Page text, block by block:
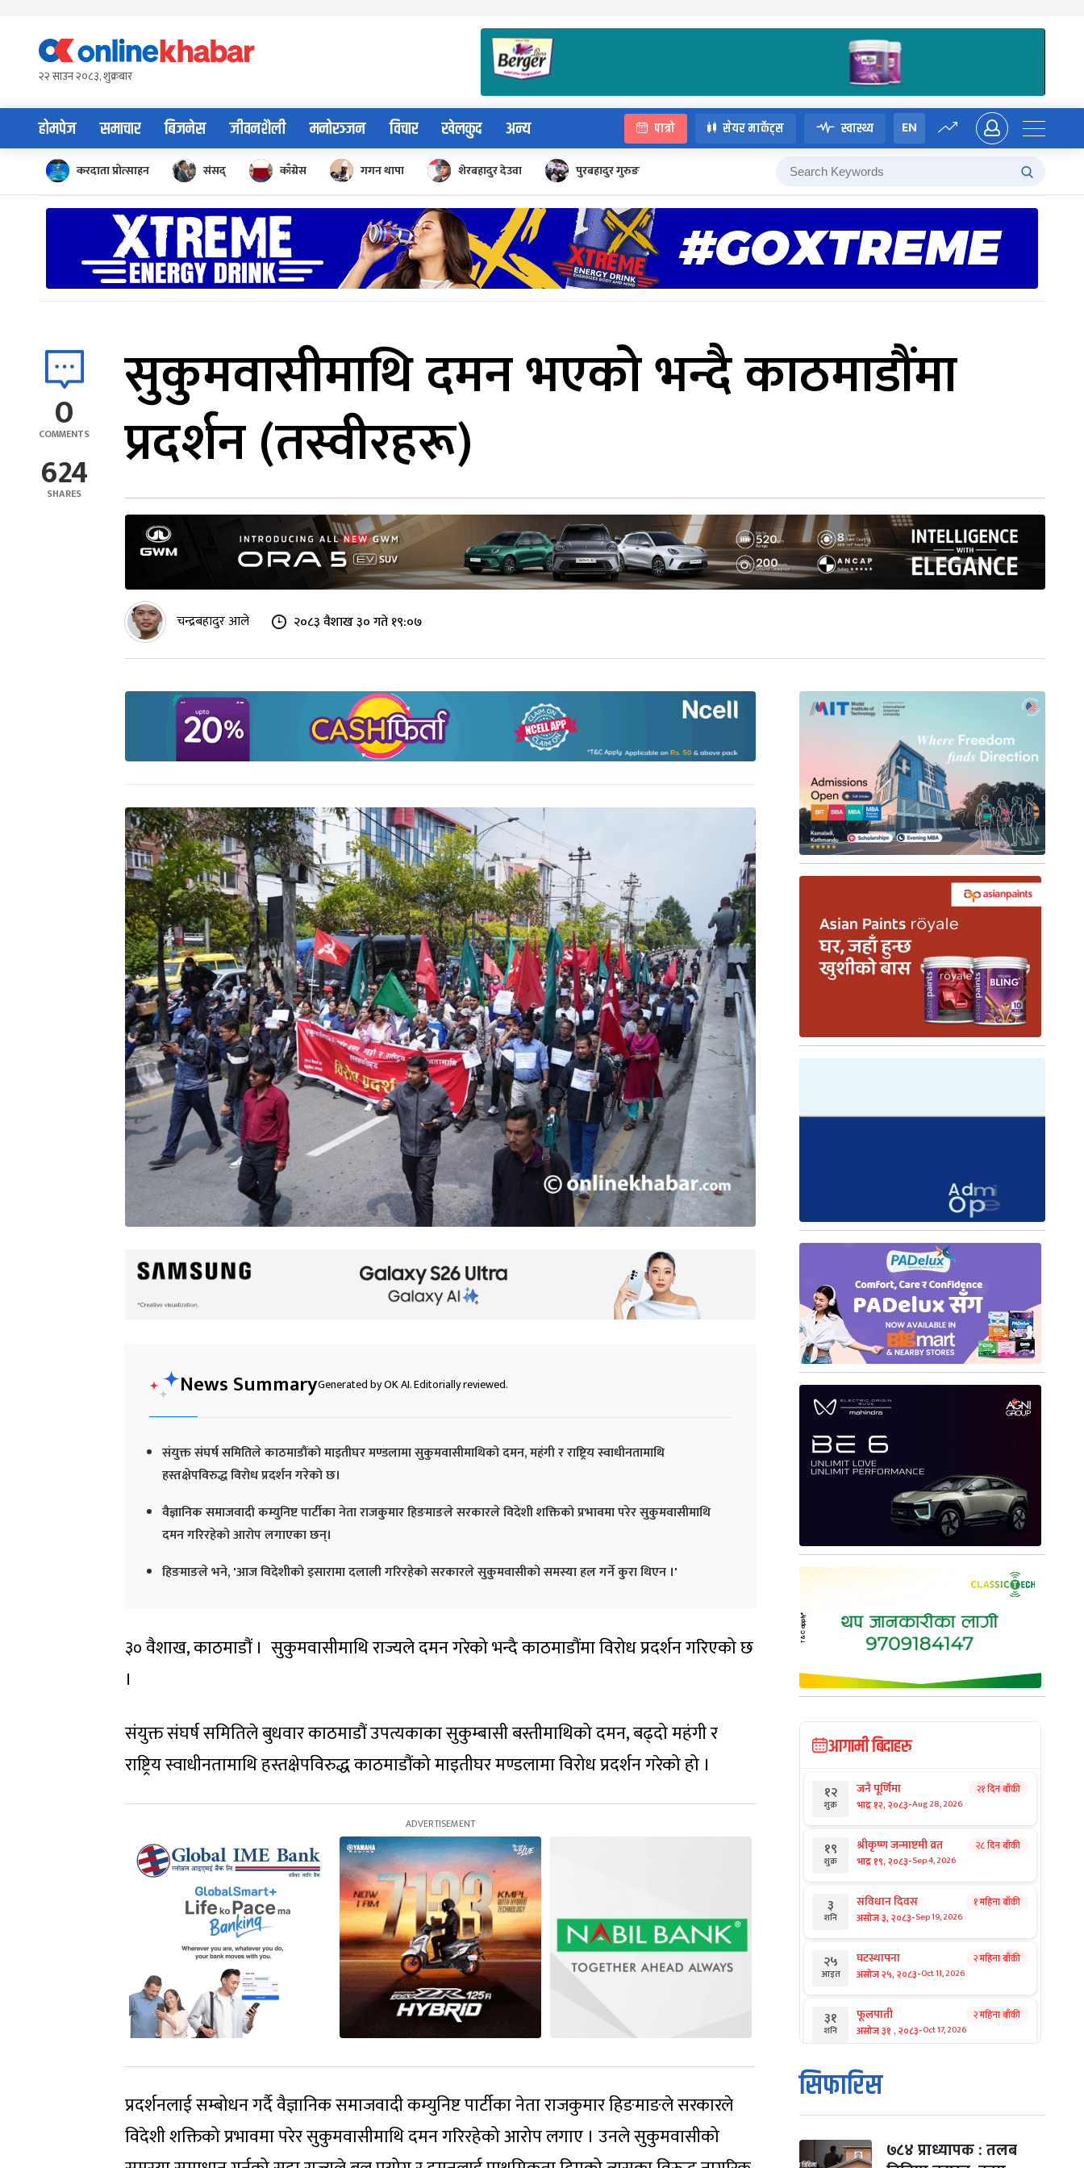
content२२ साउन २०८३, शुक्रबार
होमपेज समाचार बिजनेस जीवनशैली मनोरञ्जन विचार खेलकुद अन्य पात्रो सेयर मार्केट्स स्वास्थ्य EN
करदाता प्रोत्साहन संसद् काँग्रेस गगन थापा शेरबहादुर देउवा पुरबहादुर गुरुङ
0
COMMENTS
624
SHARES
सुकुमवासीमाथि दमन भएको भन्दै काठमाडौंमा
प्रदर्शन (तस्वीरहरू)
चन्द्रबहादुर आले २०८३ वैशाख ३० गते १९:०७
News SummaryGenerated by OK AI. Editorially reviewed.
संयुक्त संघर्ष समितिले काठमाडौंको माइतीघर मण्डलामा सुकुमवासीमाथिको दमन, महंगी र राष्ट्रिय स्वाधीनतामाथि
हस्तक्षेपविरुद्ध विरोध प्रदर्शन गरेको छ।
वैज्ञानिक समाजवादी कम्युनिष्ट पार्टीका नेता राजकुमार हिङमाङले सरकारले विदेशी शक्तिको प्रभावमा परेर सुकुमवासीमाथि
दमन गरिरहेको आरोप लगाएका छन्।
हिङमाङले भने, 'आज विदेशीको इसारामा दलाली गरिरहेको सरकारले सुकुमवासीको समस्या हल गर्ने कुरा थिएन ।'
३० वैशाख, काठमाडौं । सुकुमवासीमाथि राज्यले दमन गरेको भन्दै काठमाडौंमा विरोध प्रदर्शन गरिएको छ
।
संयुक्त संघर्ष समितिले बुधवार काठमाडौं उपत्यकाका सुकुम्बासी बस्तीमाथिको दमन, बढ्दो महंगी र
राष्ट्रिय स्वाधीनतामाथि हस्तक्षेपविरुद्ध काठमाडौंको माइतीघर मण्डलामा विरोध प्रदर्शन गरेको हो ।
प्रदर्शनलाई सम्बोधन गर्दै वैज्ञानिक समाजवादी कम्युनिष्ट पार्टीका नेता राजकुमार हिङमाङले सरकारले
विदेशी शक्तिको प्रभावमा परेर सुकुमवासीमाथि दमन गरिरहेको आरोप लगाए । उनले सुकुमवासीको
आगामी बिदाहरु
१२
शुक्र
जनै पूर्णिमा
भाद्र १२, २०८३-Aug 28, 2026
२१ दिन बाँकी
१९
शुक्र
श्रीकृष्ण जन्माष्टमी व्रत
भाद्र १९, २०८३-Sep 4, 2026
२८ दिन बाँकी
३
शनि
संविधान दिवस
असोज ३, २०८३-Sep 19, 2026
१ महिना बाँकी
२५
आइत
घटस्थापना
असोज २५, २०८३-Oct 11, 2026
२ महिना बाँकी
३१
शनि
फूलपाती
असोज ३१ , २०८३-Oct 17, 2026
२ महिना बाँकी
१
आइत
कार्तिक सङ्क्रान्ति
कार्तिक १, २०८३
मंगल कार्तिक ३, २०८३ -Oct 20, 2026
सिफारिस
७८४ प्राध्यापक : तलब